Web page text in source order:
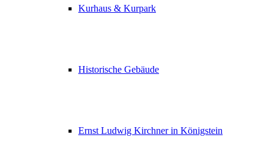
Kurhaus & Kurpark
Historische Gebäude
Ernst Ludwig Kirchner in Königstein